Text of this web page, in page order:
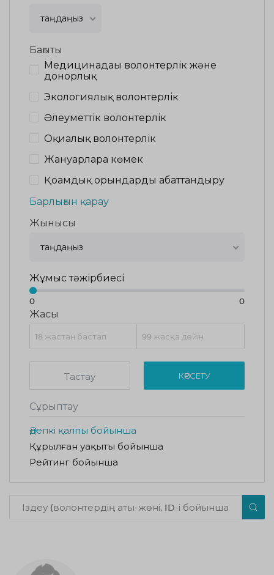
таңдаңыз
Бағыты
Медицинадағы волонтерлік және
донорлық
Экологиялық волонтерлік
Әлеуметтік волонтерлік
Оқиғалық волонтерлік
Жануарларға көмек
Қоғамдық орындарды абаттандыру
Барлығын қарау
Жынысы
таңдаңыз
Жұмыс тәжірбиесі
0 0
Жасы
Тастау КӨРСЕТУ
Сұрыптау
Әдепкі қалпы бойынша
Құрылған уақыты бойынша
Рейтинг бойынша